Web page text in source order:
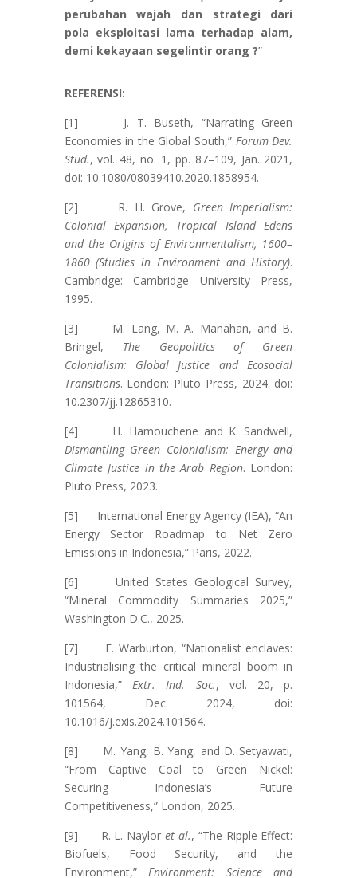
perubahan wajah dan strategi dari
pola eksploitasi lama terhadap alam,
demi kekayaan segelintir orang ?”
REFERENSI:
[1] J. T. Buseth, “Narrating Green
Economies in the Global South,” Forum Dev.
Stud., vol. 48, no. 1, pp. 87–109, Jan. 2021,
doi: 10.1080/08039410.2020.1858954.
[2] R. H. Grove, Green Imperialism:
Colonial Expansion, Tropical Island Edens
and the Origins of Environmentalism, 1600–
1860 (Studies in Environment and History).
Cambridge: Cambridge University Press,
1995.
[3] M. Lang, M. A. Manahan, and B.
Bringel, The Geopolitics of Green
Colonialism: Global Justice and Ecosocial
Transitions. London: Pluto Press, 2024. doi:
10.2307/jj.12865310.
[4] H. Hamouchene and K. Sandwell,
Dismantling Green Colonialism: Energy and
Climate Justice in the Arab Region. London:
Pluto Press, 2023.
[5] International Energy Agency (IEA), “An
Energy Sector Roadmap to Net Zero
Emissions in Indonesia,” Paris, 2022.
[6] United States Geological Survey,
“Mineral Commodity Summaries 2025,”
Washington D.C., 2025.
[7] E. Warburton, “Nationalist enclaves:
Industrialising the critical mineral boom in
Indonesia,” Extr. Ind. Soc., vol. 20, p.
101564, Dec. 2024, doi:
10.1016/j.exis.2024.101564.
[8] M. Yang, B. Yang, and D. Setyawati,
“From Captive Coal to Green Nickel:
Securing Indonesia’s Future
Competitiveness,” London, 2025.
[9] R. L. Nayloret al., “The Ripple Effect:
Biofuels, Food Security, and the
Environment,”Environment: Science and